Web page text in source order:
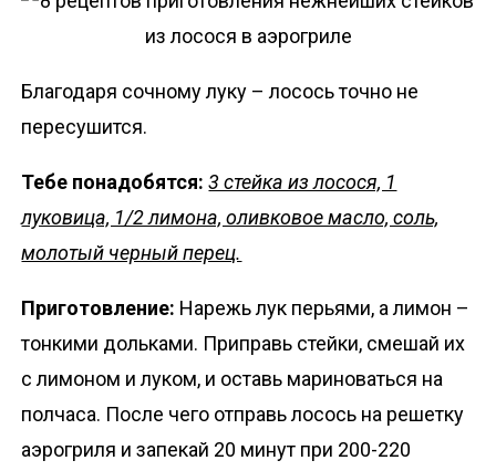
Благодаря сочному луку – лосось точно не
пересушится.
Тебе понадобятся:3 стейка из лосося, 1
луковица, 1/2 лимона, оливковое масло, соль,
молотый черный перец.
Приготовление: Нарежь лук перьями, а лимон –
тонкими дольками. Приправь стейки, смешай их
с лимоном и луком, и оставь мариноваться на
полчаса. После чего отправь лосось на решетку
аэрогриля и запекай 20 минут при 200-220